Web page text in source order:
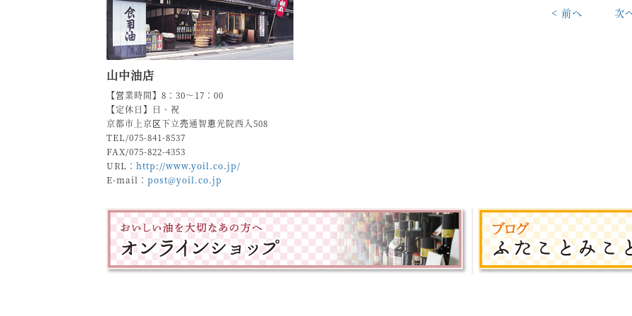
< 前へ 次
山中油店
【営業時間】8：30～17：00
【定休日】日、祝
京都市上京区下立売通智恵光院西入508
TEL/075-841-8537
FAX/075-822-4353
URL： http://www.yoil.co.jp/
E-mail： post@yoil.co.jp